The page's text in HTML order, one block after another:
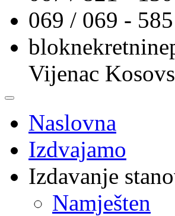
069 / 069 - 585
Vijenac
Naslovna
Izdvajamo
Izdavanje
Namješten